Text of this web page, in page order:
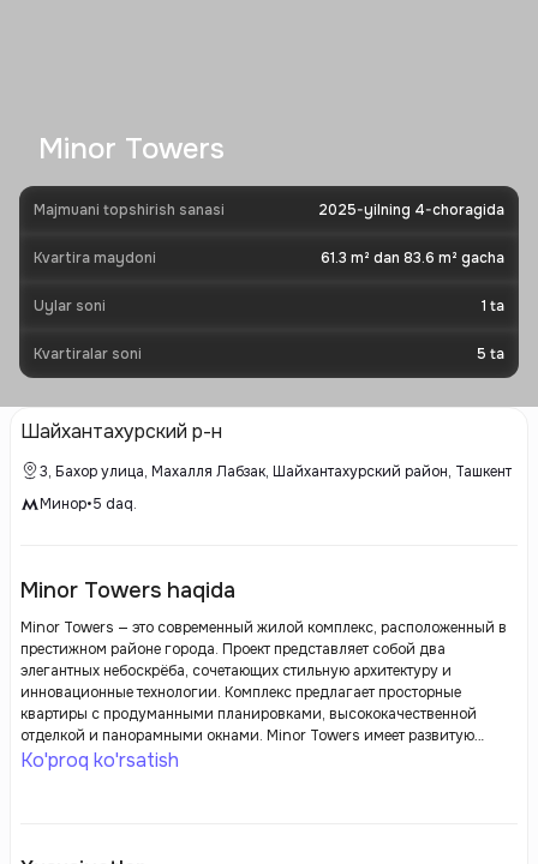
Minor Towers
Majmuani topshirish sanasi 2025-yilning 4-choragida
Kvartira maydoni 61.3 m² dan 83.6 m² gacha
Uylar soni 1 ta
Kvartiralar soni 5 ta
Шайхантахурский р-н
3, Бахор улица, Махалля Лабзак, Шайхантахурский район, Ташкент
Минор•5 daq.
Minor Towers haqida
Minor Towers — это современный жилой комплекс, расположенный в
престижном районе города. Проект представляет собой два
элегантных небоскрёба, сочетающих стильную архитектуру и
инновационные технологии. Комплекс предлагает просторные
квартиры с продуманными планировками, высококачественной
отделкой и панорамными окнами. Minor Towers имеет развитую
внутреннюю инфраструктуру, включая фитнес-центр, зоны отдыха,
Ko'proq ko'rsatish